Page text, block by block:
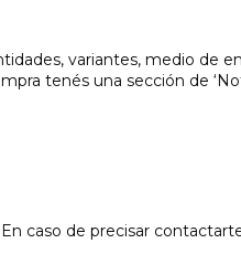
variantes, medio de
tenés una sección de
caso de precisar